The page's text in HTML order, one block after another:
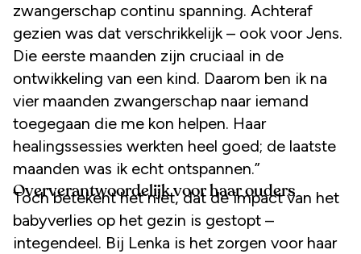
zwangerschap continu spanning. Achteraf
gezien was dat verschrikkelijk – ook voor Jens.
Die eerste maanden zijn cruciaal in de
ontwikkeling van een kind. Daarom ben ik na
vier maanden zwangerschap naar iemand
toegegaan die me kon helpen. Haar
healingssessies werkten heel goed; de laatste
maanden was ik echt ontspannen.”
Oververantwoordelijk voor haar ouders
Toch betekent het niet, dat de impact van het
babyverlies op het gezin is gestopt –
integendeel. Bij Lenka is het zorgen voor haar